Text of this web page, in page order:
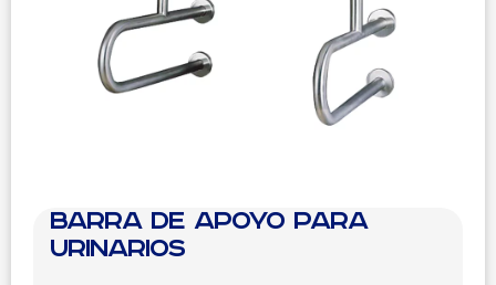
Barra de apoyo para
urinarios